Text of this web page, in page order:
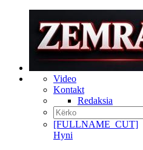
Video
Kontakt
Redaksia
[FULLNAME_CUT]
Hyni